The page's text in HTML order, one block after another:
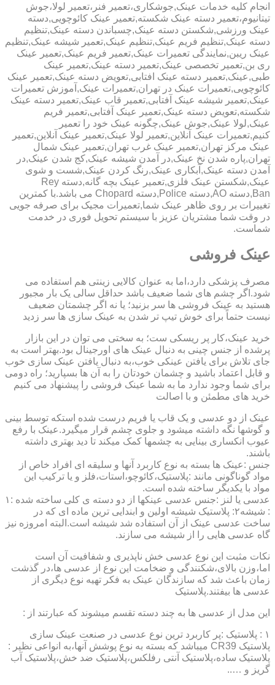
انجام کلیه خدمات عینک,جوشکاری،تعمیر فنر،تعمیر لولا،جوش
تیتانیوم،تعمیر دسته عینک شکسته,تعمیر عینک کائوچویی,دسته
عینک ورزشی,شکستن دسته عینک,چسباندن دسته عینک,تنظیم
دسته عینک,تنظیم فریم عینک,تنظیم عینک,تعمیر شیشه عینک,تنظیم
عینک ریبن,نمایندگی تعمیرات عینک,تعمیر فریم عینک,تعمیر عینک
ری بن,تعمیر تخصصی عینک,تعمیر دسته عینک,تعمیر عینک
طبی,عینک,تعمیر دسته عینک افتابی,تعویض دسته عینک,تعمیر عینک
کائوچویی,تعمیرات عینک در تهران,تعمیرات عینک,آموزش تعمیرات
عینک,تعمیر شیشه عینک آفتابی,تعمیر قاب عینک,تعمیر دسته عینک
شکسته,تعویض دسته عینک,تعمیر عینک آفتابی,تعمیر فریم
عینک,لولا عینک,جوش عینک,چگونه عینک خود را تعمیر
کنیم,تعمیرات عینک آنلاین,تعمیر لولا عینک,تعمیر عینک آنلاین,تعمیر
عینک مرکز تهران,تعمیر عینک غرب تهران,تعمیر عینک شمال
تهران,پاره شدن نخ عینک,در آمدن شیشه عینک,کج شدن عینک,در
آمدن دسته عینک,آبکاری عینک,رنگ کردن عینک,شست و شوی
عینک,شکستن عینک فلزی,تعمیر عینک بچه گانه,دسته Rey
Ban,دسته AO,دسته Police,دسته Chopard می باشد.با کمترین
تغییرات بر روی ظاهر عینک شما,تعمیرات مجیک برای صرفه جویی
در وقت شما مشتریان عزیز با سیستم تحویل فوری در خدمت
شماست.
عینک فروشی
مصرف پزشکی دارد،اما به عنوان کالایی زینتی هم استفاده می
شود.اگر چشم های شما ضعیف باشد حداقل سالی یک بار مجبور
هستید به عینک فروشی ها سر بزنید؛ یا نه اگر چشمتان ضعیف
نیست حتماً برای خوش تیپ تر شدن به عینک سازی ها سر زدید
خرید عینک،کار پر ریسکی ست؛ به سختی می توان در این بازار
پرشده از جنس چینی به دنبال عینک های اورجینال بود.بهتر است به
جای تلاش برای یافتن عینکی خوب،به دنبال یافتن عینک سازی خوب
و قابل اعتماد باشید و چشمان خودتان را به آن ها بسپارید؛ راه دومی
برای شما وجود ندارد ما به شما عینک فروشی را پیشنهاد می کنیم
خرید های مطمئن و با اصالت
عینک از دو عدسی و یک قاب یا فریم درست شده استکه توسط بینی
و گوشها نگه داشته میشود و جلوی چشم قرار میگیرد.عینک با رفع
عیوب انکساری بینایی به چشمها کمک میکند تا دید بهتری داشته
باشند.
جنس :عینک ها بسته به نوع کاربرد آنها و سلیقه ای افراد خاص از
مواد گوناگونی مانند :پلاستیک،کائوچو،استات،فلز و یا ترکیب این
مواد با یکدیگر ساخته شده است.
عدسی یا لنز :جنس عدسی عینکها از دو دسته ی کلی ساخته شده :۱
: شیشه۲: پلاستیک شیشه اولین و ابندایی ترین ماده ای که در
ساخت عدسی عینک از آن استفاده شد شیشه است.البته امروزه نیز
گاه عدسی هایی را از شیشه می سازند.
نکات مثبت این نوع عدسی خش ناپذیری و شفافیت آن است
اما،وزن بالای،شکنندگی و ضخامت این نوع از عدسی ها،در گذشت
زمان باعث شد که سازندگان عینک به فکر تهیه نوع دیگری از
عدسی ها بیفتند.پلاستیک
این مدل از عدسی ها به چند دسته تقسم میشوند که عبارتند از :
۱ : پلاستیک :پر کاربرد ترین نوع عدسی در صنعت عینک سازی
پلاستیک CR39 میباشد که بسته به نوع پوشش آنها،به انواعی نظیر :
پلاستیک ساده،پلاستیک آنتی رفلکس،پلاستیک ضد خش،پلاستیک آب
گریز و …..